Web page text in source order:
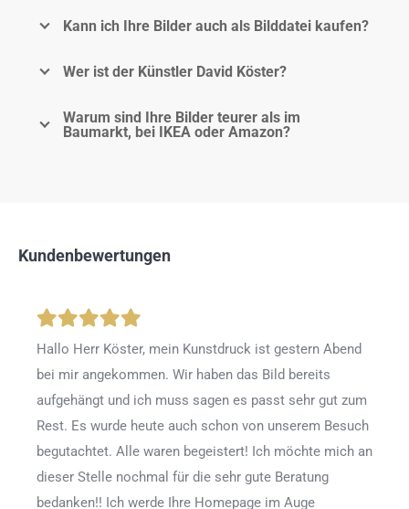
Kann ich Ihre Bilder auch als Bilddatei kaufen?
Wer ist der Künstler David Köster?
Warum sind Ihre Bilder teurer als im
Baumarkt, bei IKEA oder Amazon?
Kundenbewertungen
Hallo Herr Köster, mein Kunstdruck ist gestern Abend
bei mir angekommen. Wir haben das Bild bereits
aufgehängt und ich muss sagen es passt sehr gut zum
Rest. Es wurde heute auch schon von unserem Besuch
begutachtet. Alle waren begeistert! Ich möchte mich an
dieser Stelle nochmal für die sehr gute Beratung
bedanken!! Ich werde Ihre Homepage im Auge